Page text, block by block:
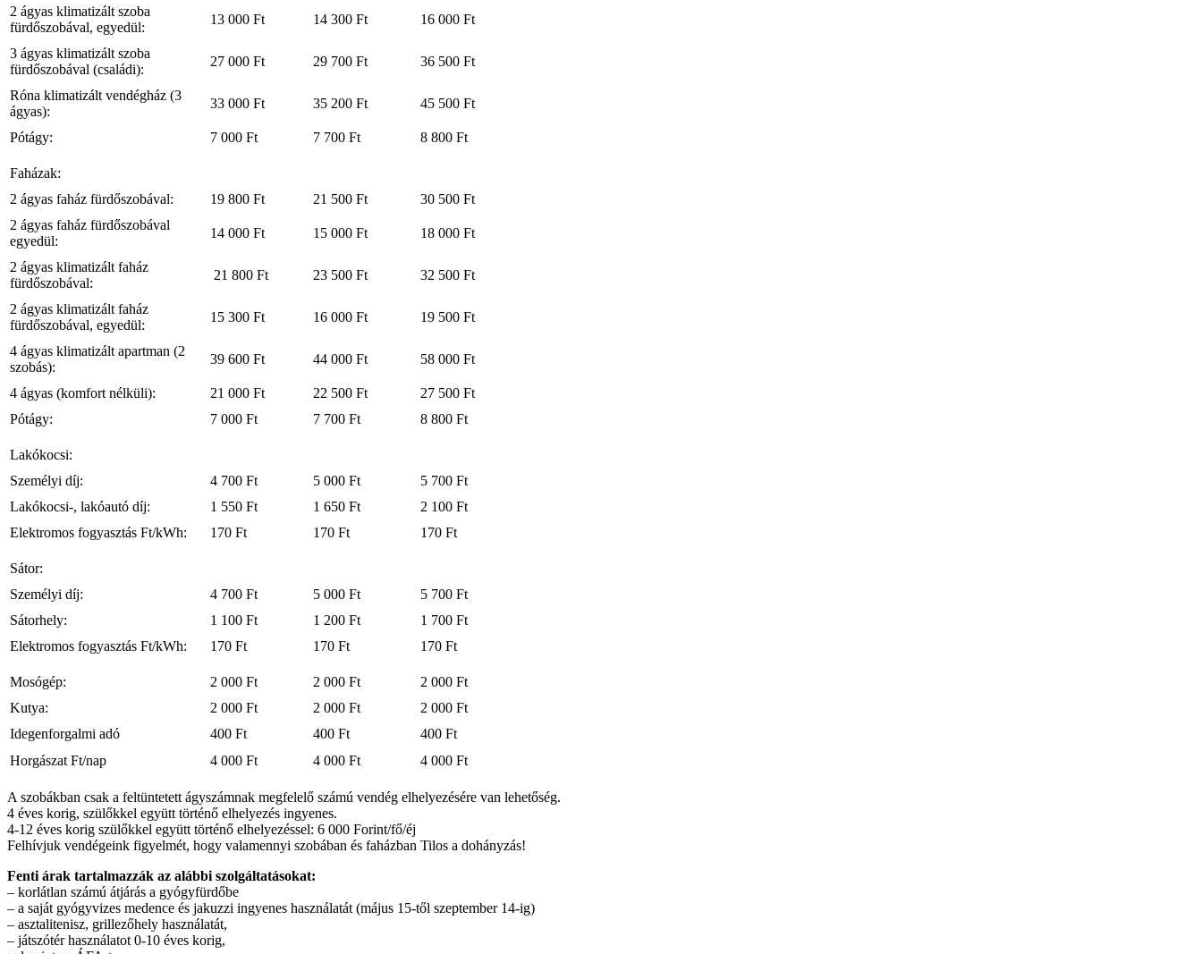
2 ágyas klimatizált szoba
fürdőszobával, egyedül:
13 000 Ft 14 300 Ft 16 000 Ft
3 ágyas klimatizált szoba
fürdőszobával (családi):
27 000 Ft 29 700 Ft 36 500 Ft
Róna klimatizált vendégház (3
ágyas):
33 000 Ft 35 200 Ft 45 500 Ft
Pótágy: 7 000 Ft 7 700 Ft 8 800 Ft
Faházak:
2 ágyas faház fürdőszobával:
19 800 Ft 21 500 Ft
30 500 Ft
2 ágyas faház fürdőszobával
egyedül:
14 000 Ft 15 000 Ft 18 000 Ft
2 ágyas klimatizált faház
fürdőszobával:
21 800 Ft 23 500 Ft 32 500 Ft
2 ágyas klimatizált faház
fürdőszobával, egyedül:
15 300 Ft 16 000 Ft 19 500 Ft
4 ágyas klimatizált apartman (2
szobás):
39 600 Ft 44 000 Ft 58 000 Ft
4 ágyas (komfort nélküli): 21 000 Ft 22 500 Ft
27 500 Ft
Pótágy:
7 000 Ft 7 700 Ft 8 800 Ft
Lakókocsi:
Személyi díj:
4 700 Ft 5 000 Ft
5 700 Ft
Lakókocsi-, lakóautó díj:
1 550 Ft 1 650 Ft
2 100 Ft
Elektromos fogyasztás Ft/kWh:
170 Ft 170 Ft 170 Ft
Sátor:
Személyi díj:
4 700 Ft 5 000 Ft
5 700 Ft
Sátorhely:
1 100 Ft 1 200 Ft
1 700 Ft
Elektromos fogyasztás Ft/kWh:
170 Ft 170 Ft 170 Ft
Mosógép: 2 000 Ft 2 000 Ft
2 000 Ft
Kutya:
2 000 Ft 2 000 Ft
2 000 Ft
Idegenforgalmi adó
400 Ft 400 Ft
400 Ft
Horgászat Ft/nap
4 000 Ft 4 000 Ft 4 000 Ft
A szobákban csak a feltüntetett ágyszámnak megfelelő számú vendég elhelyezésére van lehetőség.
4 éves korig, szülőkkel együtt történő elhelyezés ingyenes.
4-12 éves korig szülőkkel együtt történő elhelyezéssel: 6 000 Forint/fő/éj
Felhívjuk vendégeink figyelmét, hogy valamennyi szobában és faházban Tilos a dohányzás!
Fenti árak tartalmazzák az alábbi szolgáltatásokat:
– korlátlan számú átjárás a gyógyfürdőbe
– a saját gyógyvizes medence és jakuzzi ingyenes használatát (május 15-től szeptember 14-ig)
– asztalitenisz, grillezőhely használatát,
– játszótér használatot 0-10 éves korig,